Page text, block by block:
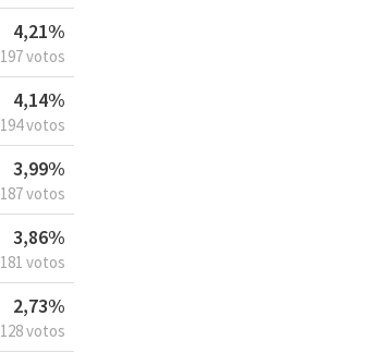
4,21%
197 votos
4,14%
194 votos
3,99%
187 votos
3,86%
181 votos
2,73%
128 votos